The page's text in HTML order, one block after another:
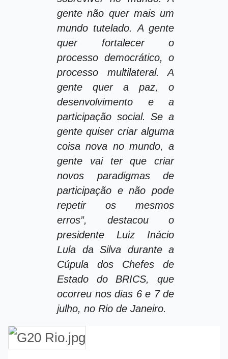
gente não quer mais um
mundo tutelado. A gente
quer fortalecer o
processo democrático, o
processo multilateral. A
gente quer a paz, o
desenvolvimento e a
participação social. Se a
gente quiser criar alguma
coisa nova no mundo, a
gente vai ter que criar
novos paradigmas de
participação e não pode
repetir os mesmos
erros”, destacou o
presidente Luiz Inácio
Lula da Silva durante a
Cúpula dos Chefes de
Estado do BRICS, que
ocorreu nos dias 6 e 7 de
julho, no Rio de Janeiro.